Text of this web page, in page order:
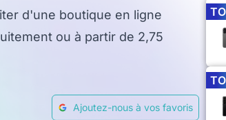
d'une boutique en ligne
ou à partir de 2,75
Ajoutez-nous à vos favoris